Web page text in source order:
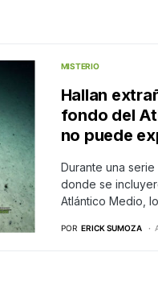
MISTERIO
Hallan
fondo del
no puede
Durante una
donde se
Atlántico Medio,
POR ERICK SUMOZA